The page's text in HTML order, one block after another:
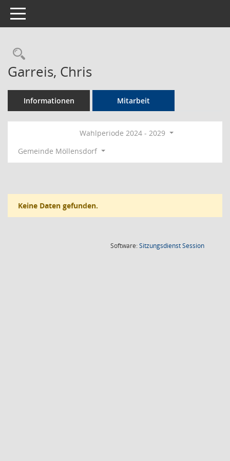
Toggle navigation
Rechercheauswahl
Garreis, Chris
Informationen Mitarbeit
Wahlperiode 2024 - 2029
Gemeinde Möllensdorf
Keine Daten gefunden.
Software:SitzungsdienstSession(Wird in